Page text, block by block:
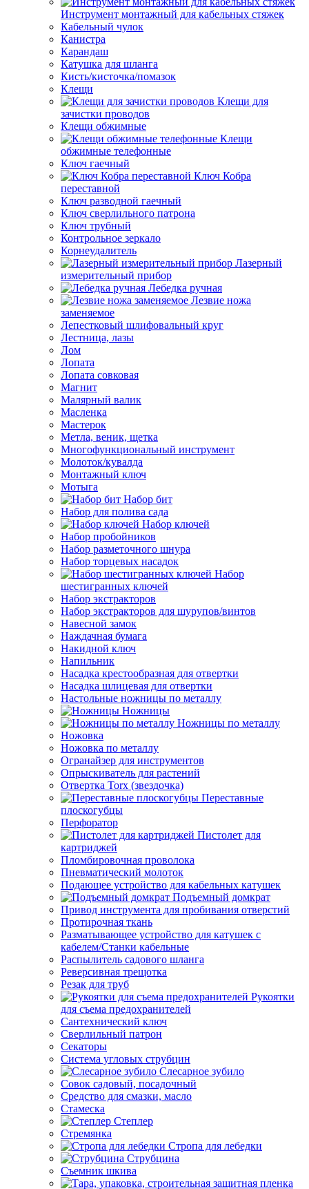
Инструмент монтажный для кабельных стяжек
Кабельный чулок
Канистра
Карандаш
Катушка для шланга
Кисть/кисточка/помазок
Клещи
Клещи для
зачистки проводов
Клещи обжимные
Клещи
обжимные телефонные
Ключ гаечный
Ключ Кобра
переставной
Ключ разводной гаечный
Ключ сверлильного патрона
Ключ трубный
Контрольное зеркало
Корнеудалитель
Лазерный
измерительный прибор
Лебедка ручная
Лезвие ножа
заменяемое
Лепестковый шлифовальный круг
Лестница, лазы
Лом
Лопата
Лопата совковая
Магнит
Малярный валик
Масленка
Мастерок
Метла, веник, щетка
Многофункциональный инструмент
Молоток/кувалда
Монтажный ключ
Мотыга
Набор бит
Набор для полива сада
Набор ключей
Набор пробойников
Набор разметочного шнура
Набор торцевых насадок
Набор
шестигранных ключей
Набор экстракторов
Набор экстракторов для шурупов/винтов
Навесной замок
Наждачная бумага
Накидной ключ
Напильник
Насадка крестообразная для отвертки
Насадка шлицевая для отвертки
Настольные ножницы по металлу
Ножницы
Ножницы по металлу
Ножовка
Ножовка по металлу
Огранайзер для инструментов
Опрыскиватель для растений
Отвертка Torx (звездочка)
Переставные
плоскогубцы
Перфоратор
Пистолет для
картриджей
Пломбировочная проволока
Пневматический молоток
Подающее устройство для кабельных катушек
Подъемный домкрат
Привод инструмента для пробивания отверстий
Протирочная ткань
Разматывающее устройство для катушек с
кабелем/Станки кабельные
Распылитель садового шланга
Реверсивная трещотка
Резак для труб
Рукоятки
для съема предохранителей
Сантехнический ключ
Сверлильный патрон
Секаторы
Система угловых струбцин
Слесарное зубило
Совок садовый, посадочный
Средство для смазки, масло
Стамеска
Степлер
Стремянка
Стропа для лебедки
Струбцина
Съемник шкива